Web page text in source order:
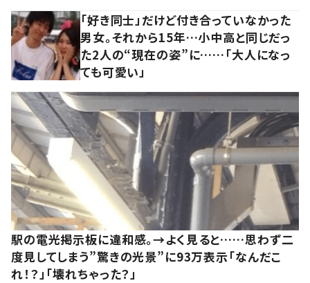
「好き同士」だけど付き合っていなかった
男女。それから15年…小中高と同じだっ
た2人の“現在の姿”に……「大人になっ
ても可愛い」
駅の電光掲示板に違和感。→よく見ると……思わず二
度見してしまう”驚きの光景”に93万表示「なんだこ
れ！？」「壊れちゃった？」